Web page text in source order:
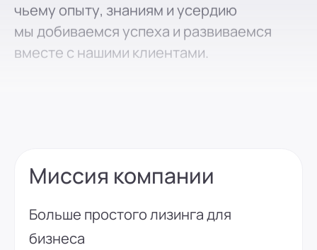
чьему опыту, знаниям и усердию
мы добиваемся успеха и развиваемся
вместе с нашими клиентами.
Миссия компании
Больше простого лизинга для
бизнеса